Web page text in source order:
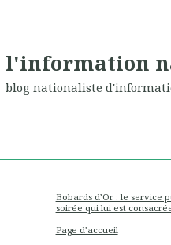
l'information
blog nationaliste
Bobards d’Or : le service
soirée qui lui est
Page d'accueil